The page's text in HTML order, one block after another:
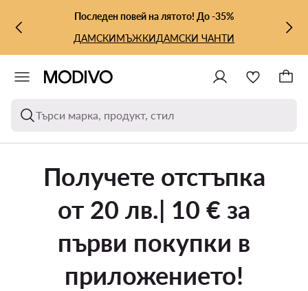
КЪМ ОСНОВНОТО СЪДЪРЖАНИЕ
КЪМ ТЪРСЕНЕПоследен повей на лятото! До -35%
ДАМСКИМЪЖКИДАМСКИ ЧАНТИ
Търси марка, продукт, стил
Получете отстъпка
от 20 лв.| 10 € за
първи покупки в
приложението!